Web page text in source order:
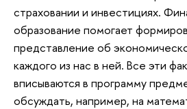
страховании и инвестициях.
образование помогает
представление об
каждого из нас в ней. Все эти
вписываются в программу
обсуждать, например, на